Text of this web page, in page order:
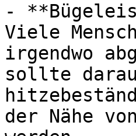
-
Viele
irgendwo
sollte
der Nähe